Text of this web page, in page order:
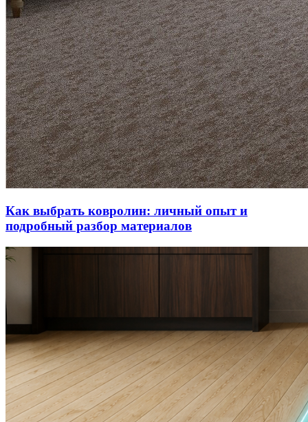
Как выбрать ковролин: личный опыт и
подробный разбор материалов